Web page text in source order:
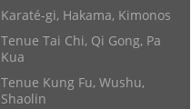
Karaté-gi, Hakama, Kimonos
Tenue Tai Chi, Qi Gong, Pa
Kua
Tenue Kung Fu, Wushu,
Shaolin